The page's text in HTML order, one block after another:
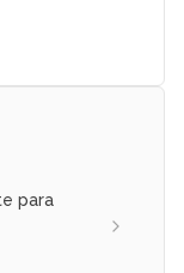
para